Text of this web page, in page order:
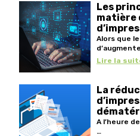
Les
matière
Alors que
Lire la
La
A l’heure
…